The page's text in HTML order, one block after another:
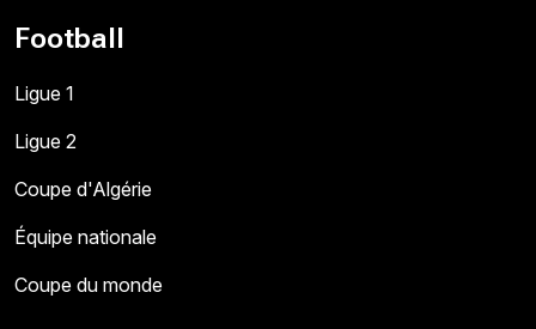
Football
Ligue 1
Ligue 2
Coupe d'Algérie
Équipe nationale
Coupe du monde